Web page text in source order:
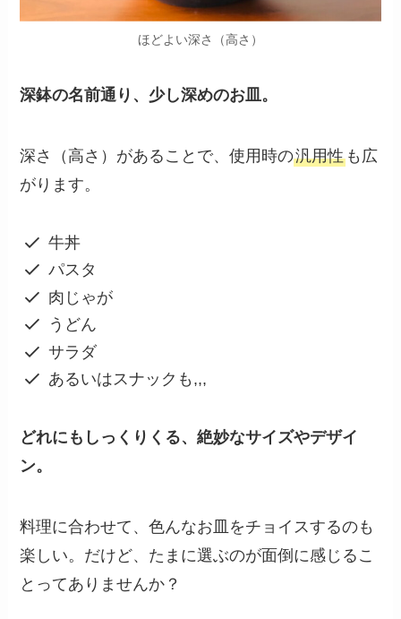
ほどよい深さ（高さ）
深鉢の名前通り、少し深めのお皿。
深さ（高さ）があることで、使用時の汎用性 も広
がります。
牛丼
パスタ
肉じゃが
うどん
サラダ
あるいはスナックも,,,
どれにもしっくりくる、絶妙なサイズやデザイ
ン。
料理に合わせて、色んなお皿をチョイスするのも
楽しい。だけど、たまに選ぶのが面倒に感じるこ
とってありませんか？